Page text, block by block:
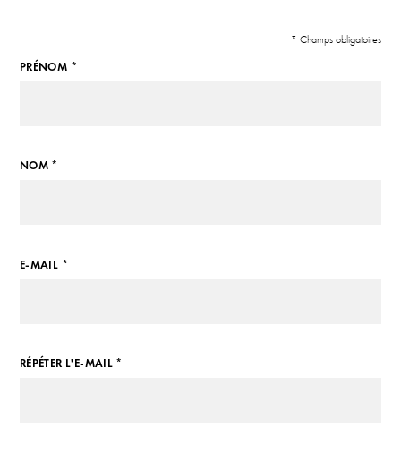
* Champs obligatoires
PRÉNOM *
NOM *
E-MAIL *
RÉPÉTER L'E-MAIL *